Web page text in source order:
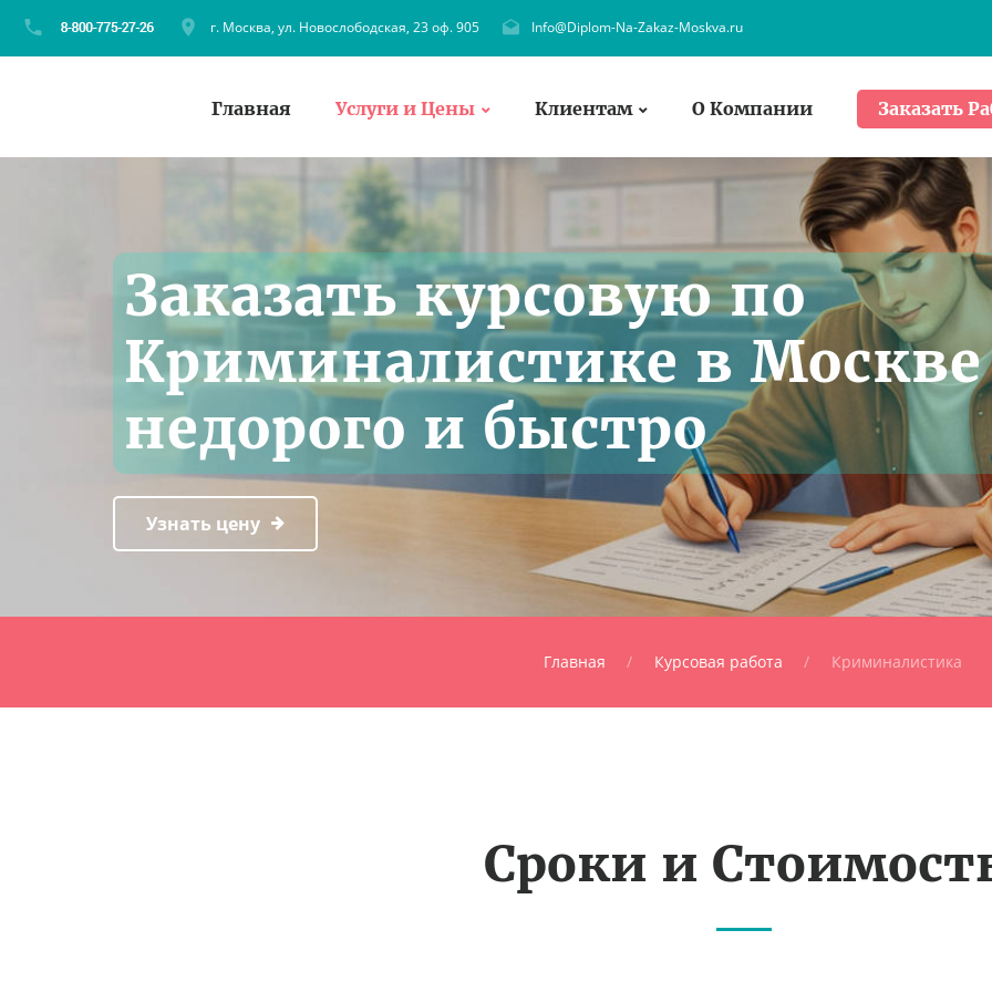
г. Москва, ул. Новослободская, 23 оф. 905 Info@Diplom-Na-Zakaz-Moskva.ru
Главная Услуги и Цены Клиентам О Компании Заказать
Заказать курсовую по
Криминалистике в Москве
недорого и быстро
Узнать цену
Главная Курсовая работа Криминалистика
Сроки и